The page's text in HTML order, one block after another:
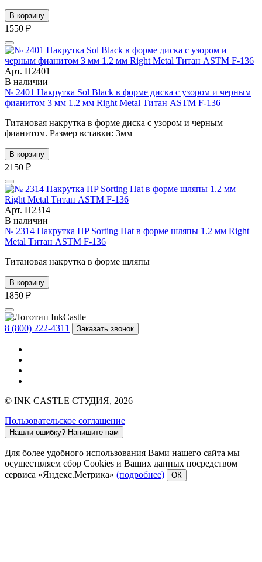
В корзину
1550 ₽
Арт. П2401
В наличии
№ 2401 Накрутка Sol Black в форме диска с узором и черным
фианитом 3 мм 1.2 мм Right Metal Титан ASTM F-136
Титановая накрутка в форме диска с узором и черным
фианитом. Размер вставки: 3мм
В корзину
2150 ₽
Арт. П2314
В наличии
№ 2314 Накрутка HP Sorting Hat в форме шляпы 1.2 мм Right
Metal Титан ASTM F-136
Титановая накрутка в форме шляпы
В корзину
1850 ₽
8 (800) 222-4311 Заказать звонок
© INK CASTLE СТУДИЯ, 2026
Пользовательское соглашение
Нашли ошибку? Напишите нам
Для более удобного использования Вами нашего сайта мы
осуществляем сбор Cookies и Ваших данных посредством
сервиса «Яндекс.Метрика» (подробнее) ОК